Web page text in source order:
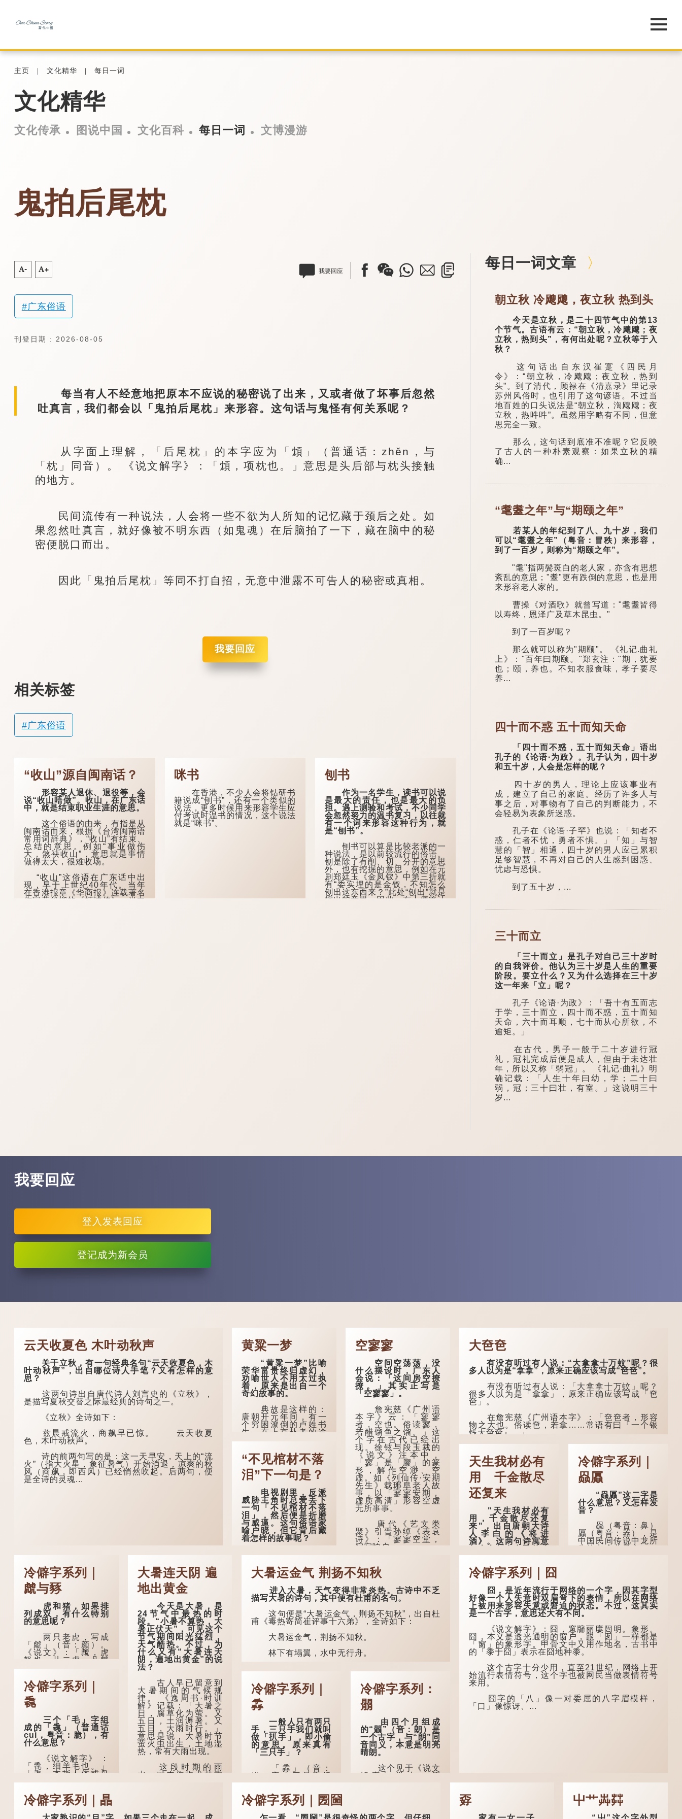
主页 文化精华 每日一词
文化精华
文化传承 图说中国 文化百科 每日一词 文博漫游
鬼拍后尾枕
A- A+ 我要回应
广东俗语
刊登日期 : 2026-08-05
每当有人不经意地把原本不应说的秘密说了出来，又或者做了坏事后忽然
吐真言，我们都会以「鬼拍后尾枕」来形容。这句话与鬼怪有何关系呢？
从字面上理解，「后尾枕」的本字应为「䪴」（普通话：zhěn，与
「枕」同音）。 《说文解字》：「䪴，项枕也。」意思是头后部与枕头接触
的地方。
民间流传有一种说法，人会将一些不欲为人所知的记忆藏于颈后之处。如
果忽然吐真言，就好像被不明东西（如鬼魂）在后脑拍了一下，藏在脑中的秘
密便脱口而出。
因此「鬼拍后尾枕」等同不打自招，无意中泄露不可告人的秘密或真相。
我要回应
相关标签
广东俗语
“收山”源自闽南话？
形容某人退休、退役等，会
说“收山唔做”。收山，在广东话
中，就是结束职业生涯的意思。
这个俗语的由来，有指是从
闽南话而来，根据《台湾闽南语
常用词辞典》，“收山”有结束、
总结的意思。例如“事业做伤
大，煞袂收山”，意思就是事情
做得太大，很难收场。
“收山”这俗语在广东话中出
现，早于上世纪40年代。当年
在香港报章《华商报》连载著名
作家黄谷柳的《虾球传》，当中
咪书
在香港，不少人会将钻研书
籍说成“刨书”，还有一个类似的
说法，更多时候用来形容学生应
付考试时温书的情况，这个说法
就是“咪书”。
刨书
作为一名学生，读书可以说
是最大的责任，也是最大的负
担。遇上测验和考试，不少同学
会忽然努力的温书复习，以往就
有一个词来形容这种行为，就
是“刨书”。
刨书可以算是比较老派的一
种说法，是以前较流行的俗语。
刨是除了有削、切、分开的意思
外，也有挖掘的意思，例如在元
剧郑廷玉《金凤钗》中第三折就
有“委实埋的是金钗，不知怎么
刨出这东西来？”此处“刨出”就是
挖出的意思。因此，有人便将认
每日一词文章
朝立秋 冷飕飕，夜立秋 热到头
今天是立秋，是二十四节气中的第13
个节气。古语有云：“朝立秋，冷飕飕；夜
立秋，热到头”，有何出处呢？立秋等于入
秋？
这句话出自东汉崔寔《四民月
令》：“朝立秋，冷飕飕；夜立秋，热到
头”。到了清代，顾禄在《清嘉录》里记录
苏州风俗时，也引用了这句谚语。不过当
地百姓的口头说法是“朝立秋，渹飕飕；夜
立秋，热吽吽”。虽然用字略有不同，但意
思完全一致。
那么，这句话到底准不准呢？它反映
了古人的一种朴素观察：如果立秋的精
确...
“耄耋之年”与“期颐之年”
若某人的年纪到了八、九十岁，我们
可以“耄耋之年”（粤音：冒秩）来形容，
到了一百岁，则称为“期颐之年”。
"耄"指两鬓斑白的老人家，亦含有思想
紊乱的意思；"耋"更有跌倒的意思，也是用
来形容老人家的。
曹操《对酒歌》就曾写道："耄耋皆得
以寿终，恩泽广及草木昆虫。"
到了一百岁呢？
那么就可以称为"期颐"。 《礼记.曲礼
上》："百年曰期颐。"郑玄注："期，犹要
也；颐，养也。不知衣服食味，孝子要尽
养...
四十而不惑 五十而知天命
「四十而不惑，五十而知天命」语出
孔子的《论语·为政》。孔子认为，四十岁
和五十岁，人会是怎样的呢？
四十岁的男人，理论上应该事业有
成，建立了自己的家庭。经历了许多人与
事之后，对事物有了自己的判断能力，不
会轻易为表象所迷惑。
孔子在《论语·子罕》也说：「知者不
惑，仁者不忧，勇者不惧。」「知」与智
慧的「智」相通，四十岁的男人应已累积
足够智慧，不再对自己的人生感到困惑、
忧虑与恐惧。
到了五十岁，...
三十而立
「三十而立」是孔子对自己三十岁时
的自我评价。他认为三十岁是人生的重要
阶段。要立什么？又为什么选择在三十岁
这一年来「立」呢？
孔子《论语·为政》：「吾十有五而志
于学，三十而立，四十而不惑，五十而知
天命，六十而耳顺，七十而从心所欲，不
逾矩。」
在古代，男子一般于二十岁进行冠
礼，冠礼完成后便是成人，但由于未达壮
年，所以又称「弱冠」。 《礼记·曲礼》明
确记载：「人生十年曰幼，学；二十曰
弱，冠；三十曰壮，有室。」这说明三十
岁...
我要回应
登入 发表回应
登记成为新会员
云天收夏色 木叶动秋声
关于立秋，有一句经典名句“云天收夏色，木
叶动秋声”，出自哪位诗人手笔？又有怎样的意
思？
这两句诗出自唐代诗人刘言史的《立秋》，
是描写夏秋交替之际最经典的诗句之一。
《立秋》全诗如下：
兹晨戒流火，商飙早已惊。 云天收夏
色，木叶动秋声。
诗的前两句写的是：这一天早安，天上的“流
火”（指大火星，象征暑气）开始消退，凉爽的秋
风（商飙，即西风）已经悄然吹起。后两句，便
是全诗的灵魂...
黄粱一梦
“黄粱一梦”比喻
荣华富贵终归虚幻，
劝喻世人不用太过执
着，原来是出自一个
奇幻故事的。
典故是这样的：
唐朝开元年间，有一
个穷困潦倒的卢姓书
生，在上京赴考的途
中经过一间旅店休
士，两人畅谈甚欢。
言谈间，卢姓书
生感慨自己虽贵为读
取功名，仍然贫困，
感到十分落泊。于
是，道士拿出一个青
瓷枕头，让卢姓书生
睡一睡，便能满足他
希望得到荣华富贵的
愿望。
这时，...
“不见棺材不落
泪”下一句是？
电视剧里，反派
威胁主角时总爱丢下
一句「不见棺材不落
泪」，然后便是折磨
与威逼。这句俗语家
喻户晓，但它背后藏
着怎样的故事呢？
「不见棺材不落
是「不见棺材不下
泪」或「不见亲棺不
下泪」，出自明朝兰
陵笑笑生所著的《金
瓶梅词话》第九十八
眼见到亲人棺木，便
不会真正感到悲伤；
迷不悟，不到彻底失
「不到黄河心不
死」...
空寥寥
空间空荡荡，没
什么摆设时，广东人
会说：「这间房空撩
撩。」其实正写是
「空寥寥」。
詹宪慈《广州语
本字》云：「寥寥
者，空也。俗读寥，
若醋馏鱼之馏。」这
个字在古代已经出
现。徐铉与段玉裁的
《说文》注本中，
「寥」是「廫」的篆
形，解作空渺、空
虚。如《列仙传·安期
先生》载琊阜老人故
事，以「寥寥安期，
虚质高清」形容空虚
无所事事。
唐代《艺文类
聚》引晋孙绰《表哀
诗》：「寥寥空堂，
寂寂响户」...
大夿夿
有没有听过有人说：“大拿拿十万蚊”呢？很
多人以为是“拿拿”，原来正确应该写成“夿夿”。
有没有听过有人说：「大拿拿十万蚊」呢？
很多人以为是「拿拿」，原来正确应该写成「夿
夿」。
在詹宪慈《广州语本字》：「夿夿者，形容
物之大也。俗读夿，若拿……常语有曰『一个银
钱大夿夿』。」
容金钱数量之大了。 「大夿夿十万蚊」，就是说
十万元是一笔大数目了。...
天生我材必有
用 千金散尽
还复来
"天生我材必有
用，千金散尽还复
来"，出自唐朝大诗
人李白的《将进
酒》。这两句诗寓意
能，必有用处，在失
意时不必气馁，即使
千金耗尽，也可重
来，是人生低潮时激
励向上的名句。
原诗写道："人
生得意须尽欢，莫使
金樽空对月。天生我
材必有用，千金散尽
还复来。烹羊宰牛且
为乐，会须一饮三百
杯。" 意思是说：上
天给了我才能，必然
有用到的地方；即使
千金散去，也终会重
新得到。
李白作此诗时，
大约是天宝十一年。
当时他已被唐玄宗赐
冷僻字系列｜
赑屭
“赑屭”这二字是
什么意思？又怎样发
音？
赑（粤音：鼻）
屭（粤音：器），是
中国民间传说中龙所
生的九个儿子之一，
九子的次序排列为：
赑屭、螭吻、蒲牢、
狴犴、饕餮、蚣蝮、
睚眦、狻猊、椒图
（此为其中一种说
法）。
龙九子外形与能
力各有不同，其中，
赑屭原形像龟，因为
能负重，多作为碑
座，有“碑下...
冷僻字系列｜
虤与豩
虎和猪，如果排
列成双，有什么特别
的意思呢？
两只老虎，写成
「虤」（音：颜）。
《说文》：「虤，虎
怒也。从二虎。凡虤
之属皆从虤。」代表
人诗中亦有「求闲未
得闲，众诮瞋虤虤」
之句，意思是众人的
讥讽让人怒目而视。
两只猪，则为
「豩」（音：宾）。
甲骨文从二「豕」，
象猪相追逐的样子。
说「豩，豕乱群。」
意指一群乱...
冷僻字系列｜
毳
三个「毛」字组
成的「毳」（普通话
cuì，粤音：脆），有
什么意思？
《说文解字》 ：
「毳，细羊毛也。」
「毳」本指人体或鸟
兽的毛发，或由毛织
人体表面，例如
手臂等部位生长的细
大暑连天阴 遍
地出黄金
今天是大暑，是
24节气中最热的时
段。“小暑不算热，大
暑正伏天”，可见这个
节气期间阳光猛烈，
天气酷热。不过，为
什么又有“大暑连天
阴，遍地出黄金”的说
法？
古人早已留意到
大暑期间的气候规
律。 《逸周书·时训
解》记载：「大暑之
日，腐草化为萤。又
五日，土润溽暑。又
五日，大雨时行。」
意思是说，大暑时节
萤火虫出生，土地湿
热，常有大雨出现。
这段时期的雨
水，对农作物尤其重
雨过天晴后，烈日高
大暑运金气 荆扬不知秋
进入大暑，天气变得非常炎热。古诗中不乏
描写大暑的诗句，其中便有杜甫的名句。
这句便是“大暑运金气，荆扬不知秋”，出自杜
甫《毒热寄简崔评事十六弟》，全诗如下：
大暑运金气，荆扬不知秋。
林下有塌翼，水中无行舟。
流转。
“荆扬”指荆州（湖北）和扬州（江苏），泛指
长江中下游地区，“...
冷僻字系列｜
掱
一般人只有两只
手，三只手我们就叫
做「扒手」，即小偷
的意思。原来真有
「三只手」？
「掱」（音：
扒）字由三只手组
成，代表「偷窃之
们常写的「扒手」，
其实古字为「掱
手」。
冷僻字系列：
朤
由四个月组成
的“朤”（音：朗）是
一个古字，与“朗”同
音同义，本意是明亮
晴朗。
这个见于《说文
解字》卷七，原
这个字，用法颇
冷僻字系列｜囧
囧，是近年流行于网络的一个字，因其字型
好像一个人失意时双眉弯下的表情，所以在网络
上被用来形容失意或窘迫的状态。不过，这其实
是一个古字，意思还大有不同。
《说文解字》：囧，窻牖丽廔闿明。象形。
囧，本义是透光通明的窗户，跟「囱」一样都是
「窗」的象形字。甲骨文中又用作地名，古书中
的「黍于囧」表示在囧地种黍。
这个古字十分少用，直至21世纪，网络上开
始流行表情符号，这个字也被网民当做表情符号
来用。
囧字的「八」像一对委屈的八字眉模样，
「口」像惊讶、...
冷僻字系列｜瞐 冷僻字系列｜圐圙 孬 屮艹芔茻